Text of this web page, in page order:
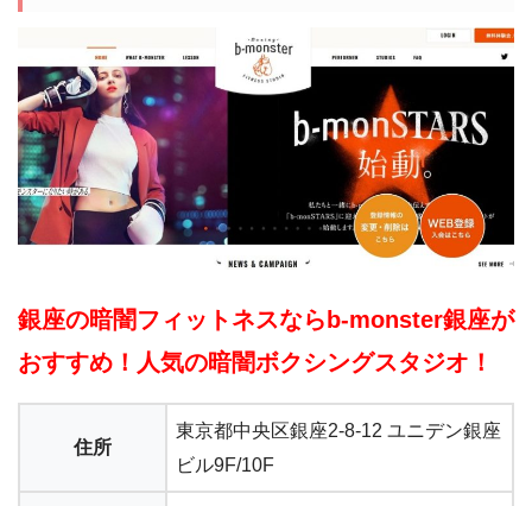
銀座の暗闇フィットネスならb-monster銀座が
おすすめ！人気の暗闇ボクシングスタジオ！
住所
東京都中央区銀座2-8-12 ユニデン銀座
ビル9F/10F